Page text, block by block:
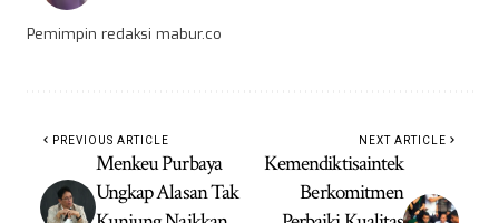
Pemimpin redaksi mabur.co
PREVIOUS ARTICLE
Menkeu Purbaya
Ungkap Alasan Tak
NEXT ARTICLE
Kemendiktisaintek
Berkomitmen